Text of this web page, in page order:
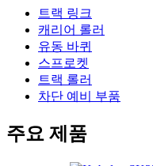
트랙 링크
캐리어 롤러
유동 바퀴
스프로켓
트랙 롤러
차단 예비 부품
주요 제품